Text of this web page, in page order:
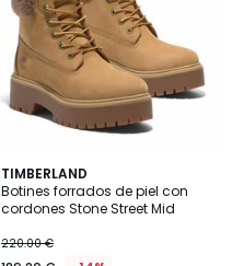
TIMBERLAND
Botines forrados de piel con
cordones Stone Street Mid
220.00 €
4,8
/ 5